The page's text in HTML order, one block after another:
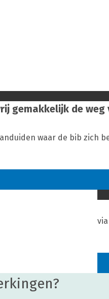
gemakkelijk de
waar de bib zich